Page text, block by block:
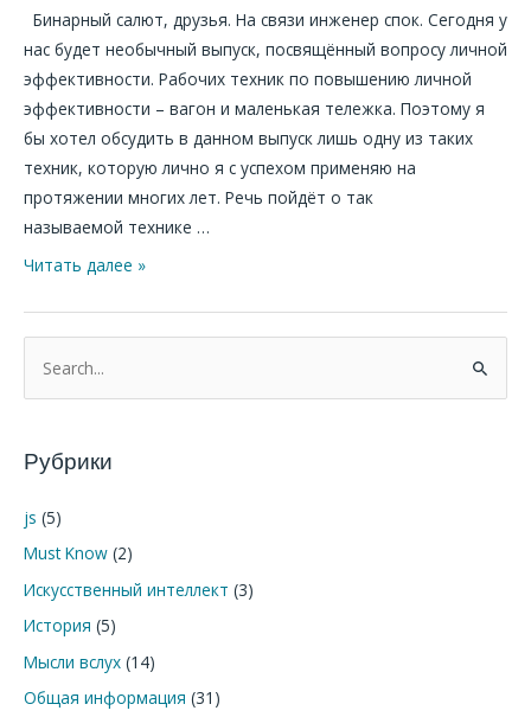
Бинарный салют, друзья. На связи инженер спок. Сегодня у
нас будет необычный выпуск, посвящённый вопросу личной
эффективности. Рабочих техник по повышению личной
эффективности – вагон и маленькая тележка. Поэтому я
бы хотел обсудить в данном выпуск лишь одну из таких
техник, которую лично я с успехом применяю на
протяжении многих лет. Речь пойдёт о так
называемой технике …
Читать далее »
о
с
:
Рубрики
js (5)
Must Know (2)
Искусственный интеллект (3)
История (5)
Мысли вслух (14)
Общая информация (31)